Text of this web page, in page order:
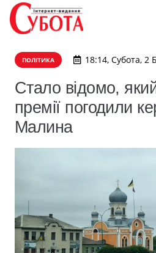
ПОЛІТИКА 18:14, Субота, 2
Стало відомо,
премії погодили
Малина